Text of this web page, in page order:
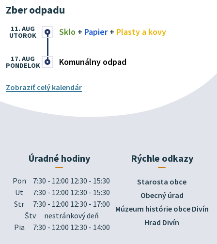
Zber odpadu
Sklo + Papier+ Plasty a kovy
11. AUG
UTOROK
Komunálny odpad
17. AUG
PONDELOK
Zobraziť celý kalendár
Úradné hodiny
Pon
7:30 - 12:00 12:30 - 15:30
Ut
7:30 - 12:00 12:30 - 15:30
Str
7:30 - 12:00 12:30 - 17:00
Štv
nestránkový deň
Pia
7:30 - 12:00 12:30 - 14:00
Rýchle odkazy
Starosta obce
Obecný úrad
Múzeum histórie obce Divín
Hrad Divín